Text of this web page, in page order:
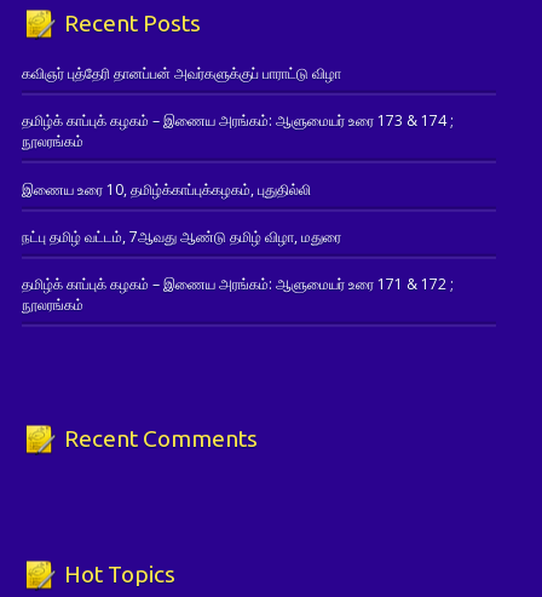
Recent Posts
கவிஞர் புத்தேரி தானப்பன் அவர்களுக்குப் பாராட்டு விழா
தமிழ்க் காப்புக் கழகம் – இணைய அரங்கம்: ஆளுமையர் உரை 173 & 174 ;
நூலரங்கம்
இணைய உரை 10, தமிழ்க்காப்புக்கழகம், புதுதில்லி
நட்பு தமிழ் வட்டம், 7ஆவது ஆண்டு தமிழ் விழா, மதுரை
தமிழ்க் காப்புக் கழகம் – இணைய அரங்கம்: ஆளுமையர் உரை 171 & 172 ;
நூலரங்கம்
Recent Comments
Hot Topics